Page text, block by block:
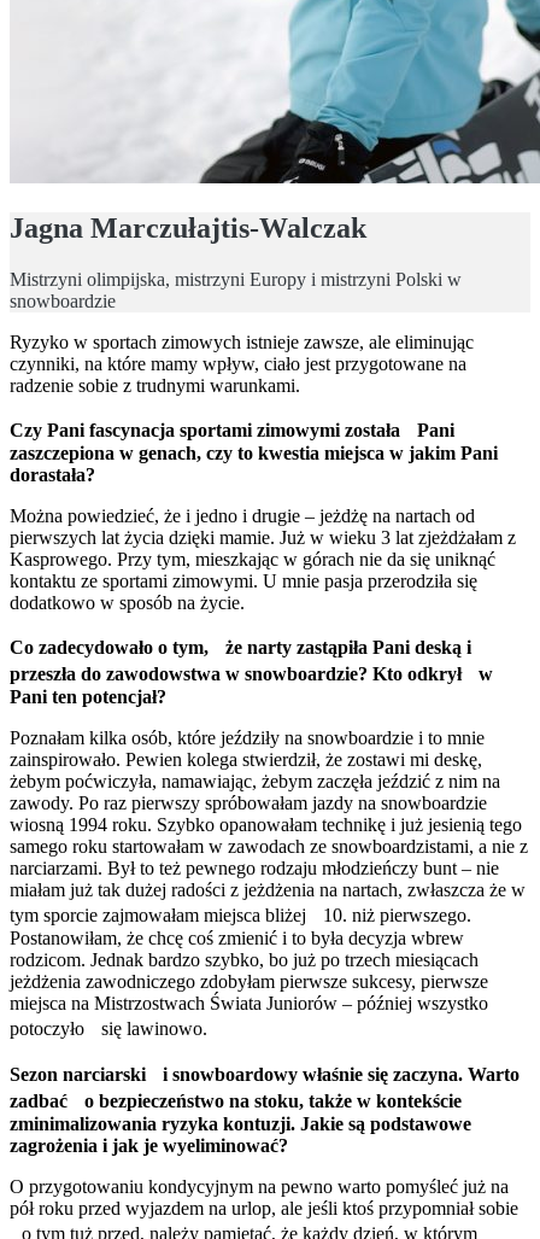
Jagna Marczułajtis-Walczak
Mistrzyni olimpijska, mistrzyni Europy i mistrzyni Polski w
snowboardzie
Ryzyko w sportach zimowych istnieje zawsze, ale eliminując
czynniki, na które mamy wpływ, ciało jest przygotowane na
radzenie sobie z trudnymi warunkami.
Czy Pani fascynacja sportami zimowymi została
Pani
zaszczepiona w genach, czy to kwestia miejsca w jakim Pani
dorastała?
Można powiedzieć, że i jedno i drugie – jeżdżę na nartach od
pierwszych lat życia dzięki mamie. Już w wieku 3 lat zjeżdżałam z
Kasprowego. Przy tym, mieszkając w górach nie da się uniknąć
kontaktu ze sportami zimowymi. U mnie pasja przerodziła się
dodatkowo w sposób na życie.
Co zadecydowało o tym, że narty zastąpiła Pani deską i
przeszła do zawodowstwa w snowboardzie? Kto odkrył
w
Pani ten potencjał?
Poznałam kilka osób, które jeździły na snowboardzie i to mnie
zainspirowało. Pewien kolega stwierdził, że zostawi mi deskę,
żebym poćwiczyła, namawiając, żebym zaczęła jeździć z nim na
zawody. Po raz pierwszy spróbowałam jazdy na snowboardzie
wiosną 1994 roku. Szybko opanowałam technikę i już jesienią tego
samego roku startowałam w zawodach ze snowboardzistami, a nie z
narciarzami. Był to też pewnego rodzaju młodzieńczy bunt – nie
miałam już tak dużej radości z jeżdżenia na nartach, zwłaszcza że w
tym sporcie zajmowałam miejsca bliżej 10. niż pierwszego.
Postanowiłam, że chcę coś zmienić i to była decyzja wbrew
rodzicom. Jednak bardzo szybko, bo już po trzech miesiącach
jeżdżenia zawodniczego zdobyłam pierwsze sukcesy, pierwsze
miejsca na Mistrzostwach Świata Juniorów – później wszystko
potoczyło się lawinowo.
Sezon narciarski
i snowboardowy właśnie się zaczyna. Warto
zadbać
o bezpieczeństwo na stoku, także w kontekście
zminimalizowania ryzyka kontuzji. Jakie są podstawowe
zagrożenia i jak je wyeliminować?
O przygotowaniu kondycyjnym na pewno warto pomyśleć już na
pół roku przed wyjazdem na urlop, ale jeśli ktoś przypomniał sobie
o tym tuż przed, należy pamiętać, że każdy dzień, w którym